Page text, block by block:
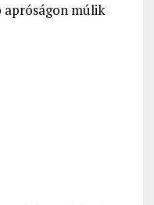
apróságon múlik